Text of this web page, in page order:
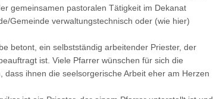
gemeinsamen pastoralen Tätigkeit im Dekanat
Gemeinde verwaltungstechnisch oder (wie hier)
betont, ein selbstständig arbeitender Priester, der
ist. Viele Pfarrer wünschen für sich die
ihnen die seelsorgerische Arbeit eher am Herzen